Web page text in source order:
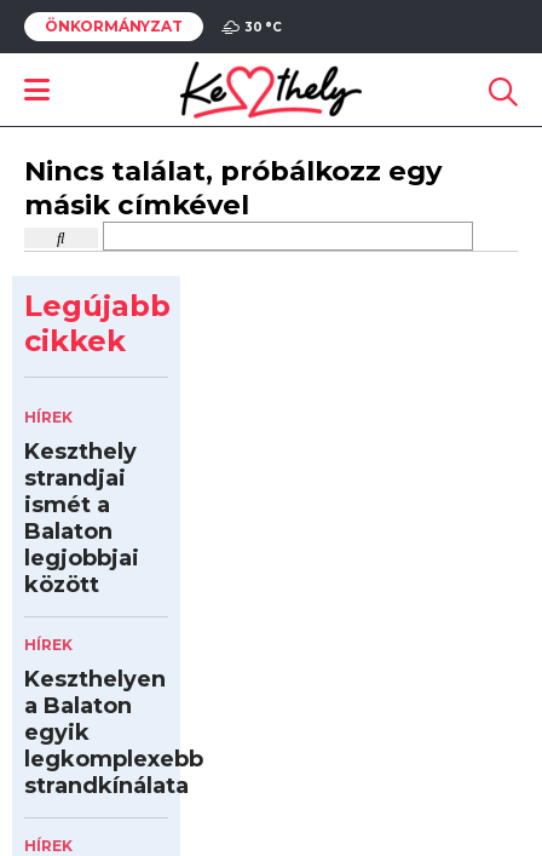
ÖNKORMÁNYZAT 30 °C
Nincs találat, próbálkozz egy
másik címkével
Legújabb
cikkek
HÍREK
Keszthely
strandjai
ismét a
Balaton
legjobbjai
között
HÍREK
Keszthelyen
a Balaton
egyik
legkomplexebb
strandkínálata
HÍREK